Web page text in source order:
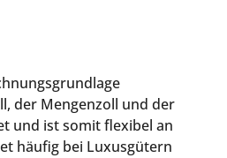
der Mengenzoll und der
und ist somit flexibel an
häufig bei Luxusgütern